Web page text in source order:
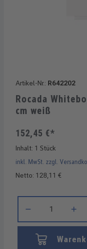
Artikel-Nr.: R642202
Rocada
cm weiß
152,45 €*
Inhalt: 1 Stück
inkl. MwSt. zzgl.
Netto: 128,11 €